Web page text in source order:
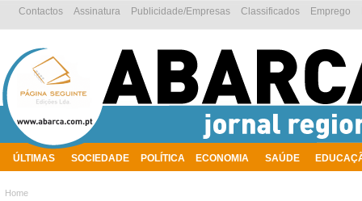
ÚLTIMAS SOCIEDADE POLÍTICA ECONOMIA SAÚDE
Emprego
Classificados
Publicidade/Empresas
Assinatura
Contactos
Home